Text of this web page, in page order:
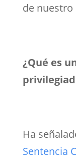
de
¿Qué es
Ha
Sentencia